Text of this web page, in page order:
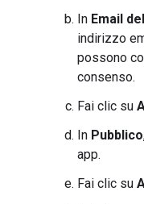
In Email
indirizzo
possono
consenso.
Fai clic su
In Pubblico
app.
Fai clic su